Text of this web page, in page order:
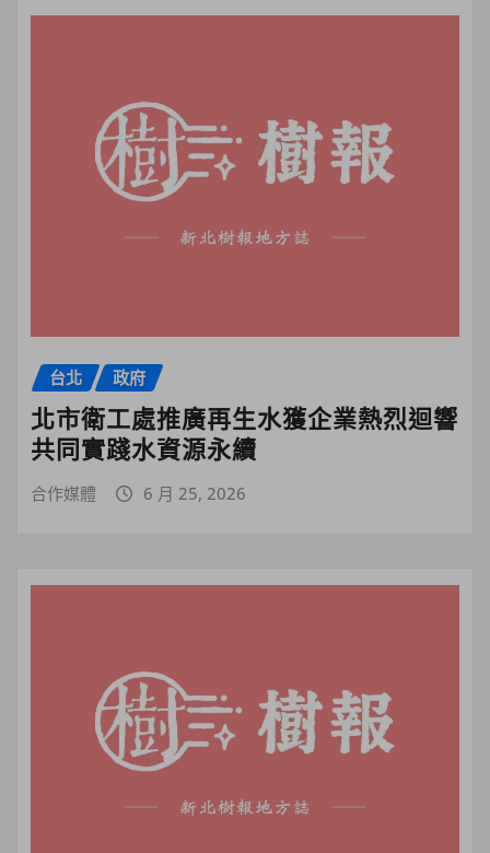
台北 政府
北市衛工處推廣再生水獲企業熱烈迴響
共同實踐水資源永續
合作媒體 6 月 25, 2026